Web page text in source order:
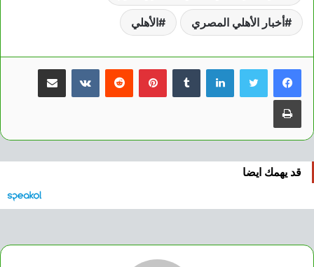
أخبار الأهلي المصري الأهلي
لينكدإن بينتيريست مشاركة عبر البريد
طباعة
قد يهمك ايضا